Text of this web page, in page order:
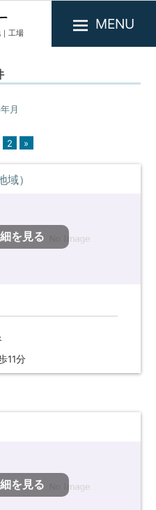
工場
MENU
月
2 »
）
を見る
11分
を見る